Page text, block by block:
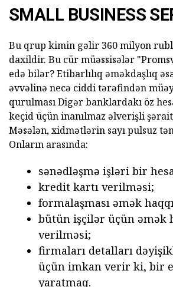
SMALL BUSINESS
Bu qrup kimin gəlir 360 milyon
daxildir. Bu cür müəssisələr
edə bilər? Etibarlılıq əməkdaşlıq
əvvəlinə necə ciddi tərəfindən
qurulması Digər banklardakı öz
keçid üçün inanılmaz əlverişli
Məsələn, xidmətlərin sayı pulsuz
Onların arasında:
sənədləşmə işləri bir
kredit kartı verilməsi;
formalaşması əmək
bütün işçilər üçün əmək
verilməsi;
firmaları detalları
üçün imkan verir ki, bir
yaratmaq.